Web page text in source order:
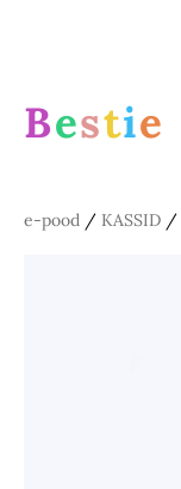
Bestie
e-pood / KASSID /